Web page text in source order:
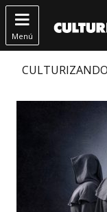

Menú